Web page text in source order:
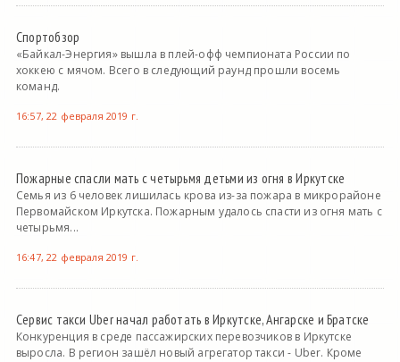
Спортобзор
«Байкал-Энергия» вышла в плей-офф чемпионата России по
хоккею с мячом. Всего в следующий раунд прошли восемь
команд.
16:57, 22 февраля 2019 г.
Пожарные спасли мать с четырьмя детьми из огня в Иркутске
Семья из 6 человек лишилась крова из-за пожара в микрорайоне
Первомайском Иркутска. Пожарным удалось спасти из огня мать с
четырьмя...
16:47, 22 февраля 2019 г.
Сервис такси Uber начал работать в Иркутске, Ангарске и Братске
Конкуренция в среде пассажирских перевозчиков в Иркутске
выросла. В регион зашёл новый агрегатор такси - Uber. Кроме